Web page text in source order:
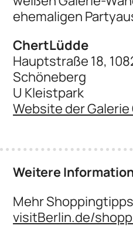
ehemaligen
ChertLüdde
Hauptstraße 18,
Schöneberg
U Kleistpark
Website der
Weitere
Mehr
visitBerlin.de/